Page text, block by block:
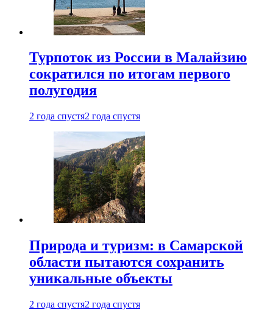
Турпоток из России в Малайзию
сократился по итогам первого
полугодия
2 года спустя2 года спустя
Природа и туризм: в Самарской
области пытаются сохранить
уникальные объекты
2 года спустя2 года спустя